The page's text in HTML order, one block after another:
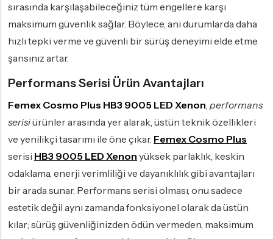
sırasında karşılaşabileceğiniz tüm engellere karşı
maksimum güvenlik sağlar. Böylece, ani durumlarda daha
hızlı tepki verme ve güvenli bir sürüş deneyimi elde etme
şansınız artar.
Performans Serisi Ürün Avantajları
Femex Cosmo Plus HB3 9005 LED Xenon, performans
serisiürünler arasında yer alarak, üstün teknik özellikleri
ve yenilikçi tasarımı ile öne çıkar. Femex Cosmo Plus
serisi HB3 9005 LED Xenon yüksek parlaklık, keskin
odaklama, enerji verimliliği ve dayanıklılık gibi avantajları
bir arada sunar. Performans serisi olması, onu sadece
estetik değil aynı zamanda fonksiyonel olarak da üstün
kılar; sürüş güvenliğinizden ödün vermeden, maksimum